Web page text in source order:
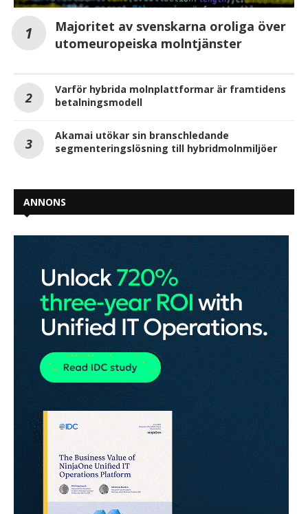
Majoritet av svenskarna oroliga över
utomeuropeiska molntjänster
Varför hybrida molnplattformar är framtidens
betalningsmodell
Akamai utökar sin branschledande
segmenteringslösning till hybridmolnmiljöer
ANNONS